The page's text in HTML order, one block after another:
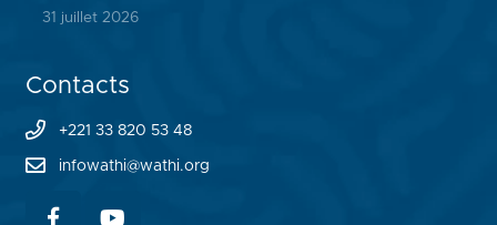
31 juillet 2026
Contacts
+221 33 820 53 48
infowathi@wathi.org